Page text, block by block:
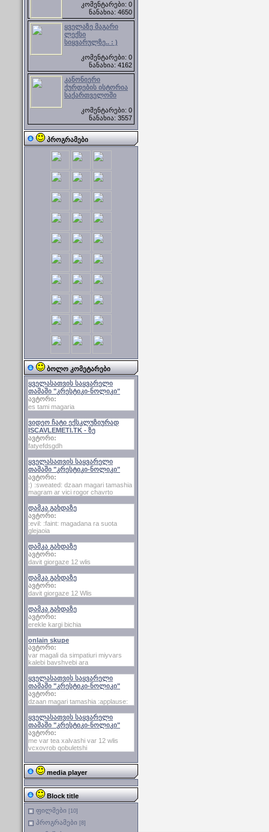
კომენტარები: 0
ნანახია: 4650
ყველაზე მაგარი
ლექსი
სიყვარულზე.. : )
კომენტარები: 0
ნანახია: 4162
კანონიერი
ქურდების ისტორია
საქართველოში
კომენტარები: 0
ნანახია: 3557
პროგრამები
ბოლო კომეტარები
ყველასათვის საყვარელი
თამაში "კრესტიკი-ნოლიკი"
ავტორი:
es tami magaria
ვიდეო ჩატი ექსკლუზიურად
ISCAVLEMETI.TK - ზე
ავტორი:
fatyefdsgdh
ყველასათვის საყვარელი
თამაში "კრესტიკი-ნოლიკი"
ავტორი:
:) :sweated: dzaan magari tamashia
magram ar vici rogor chavrto
დამკა გახდაზე
ავტორი:
:evil: :faint: magadana ra suota
glejaoia
დამკა გახდაზე
ავტორი:
davit giorgaze 12 wlis
დამკა გახდაზე
ავტორი:
davit giorgaze 12 Wlis
დამკა გახდაზე
ავტორი:
erekle kargi bichia
onlain skupe
ავტორი:
var magali da simpatiuri miyvars
kalebi bavshvebi ara
ყველასათვის საყვარელი
თამაში "კრესტიკი-ნოლიკი"
ავტორი:
dzaan magari tamashia :applause:
ყველასათვის საყვარელი
თამაში "კრესტიკი-ნოლიკი"
ავტორი:
me var tea xalvashi var 12 wlis
vcxovrob qobuletshi
media player
Block title
ფილმები [10]
პროგრამები [8]